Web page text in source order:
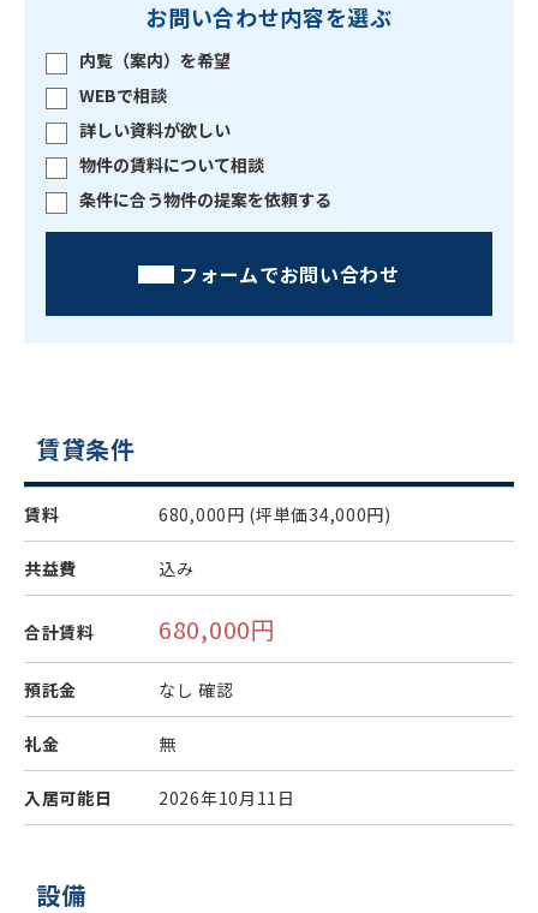
お問い合わせ内容を選ぶ
内覧（案内）を希望
WEBで相談
詳しい資料が欲しい
物件の賃料について相談
条件に合う物件の提案を依頼する
フォームでお問い合わせ
賃貸条件
賃料 680,000円 (坪単価34,000円)
共益費 込み
合計賃料 680,000円
預託金 なし 確認
礼金 無
入居可能日 2026年10月11日
設備